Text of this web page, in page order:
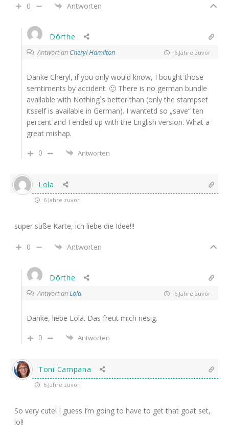
0 Antworten
Dörthe
Antwort an Cheryl Hamilton 6 Jahre zuvor
Danke Cheryl, if you only would know, I bought those
semtiments by accident. 🙂 There is no german bundle
available with Nothing`s better than (only the stampset
itsself is available in German). I wantetd so „save“ ten
percent and I ended up with the English version. What a
great mishap.
0
Antworten
Lola
6 Jahre zuvor
super süße Karte, ich liebe die Idee!!!
0 Antworten
Dörthe
Antwort anLola 6 Jahre zuvor
Danke, liebe Lola. Das freut mich riesig.
0
Antworten
Toni Campana
6 Jahre zuvor
So very cute! I guess I’m going to have to get that goat set,
lol!